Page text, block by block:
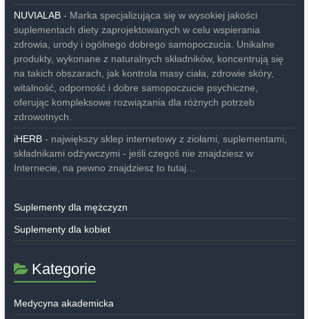
NUVIALAB- Marka specjalizująca się w wysokiej jakości
suplementach diety zaprojektowanych w celu wspierania
zdrowia, urody i ogólnego dobrego samopoczucia. Unikalne
produkty, wykonane z naturalnych składników, koncentrują się
na takich obszarach, jak kontrola masy ciała, zdrowie skóry,
witalność, odporność i dobre samopoczucie psychiczne,
oferując kompleksowe rozwiązania dla różnych potrzeb
zdrowotnych.
iHERB- największy sklep internetowy z ziołami, suplementami,
składnikami odżywczymi - jeśli czegoś nie znajdziesz w
Internecie, na pewno znajdziesz to tutaj…
Suplementy dla mężczyzn
Suplementy dla kobiet
Kategorie
Medycyna akademicka